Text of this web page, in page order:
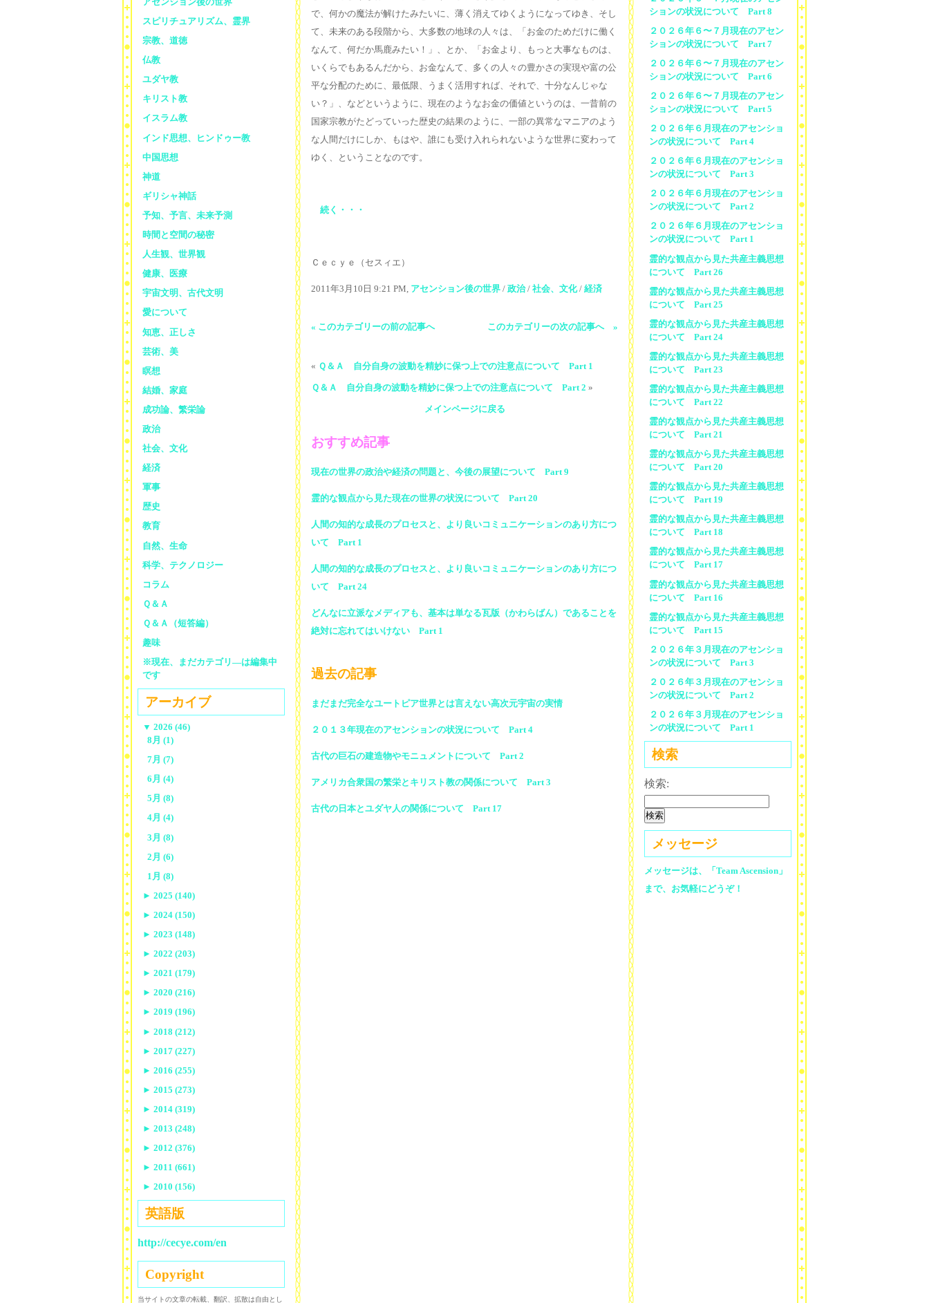
で、何かの魔法が解けたみたいに、薄く消えてゆくようになってゆき、そし
て、未来のある段階から、大多数の地球の人々は、「お金のためだけに働く
なんて、何だか馬鹿みたい！」、とか、「お金より、もっと大事なものは、
いくらでもあるんだから、お金なんて、多くの人々の豊かさの実現や富の公
平な分配のために、最低限、うまく活用すれば、それで、十分なんじゃな
い？」、などというように、現在のようなお金の価値というのは、一昔前の
国家宗教がたどっていった歴史の結果のように、一部の異常なマニアのよう
な人間だけにしか、もはや、誰にも受け入れられないような世界に変わって
ゆく、ということなのです。
続く・・・
Ｃｅｃｙｅ（セスィエ）
2011年3月10日 9:21 PM, アセンション後の世界 / 政治/ 社会、文化/ 経済
« このカテゴリーの前の記事へ このカテゴリーの次の記事へ »
« Ｑ＆Ａ 自分自身の波動を精妙に保つ上での注意点について Part 1
Ｑ＆Ａ 自分自身の波動を精妙に保つ上での注意点について Part 2 »
メインページに戻る
おすすめ記事
現在の世界の政治や経済の問題と、今後の展望について Part 9
霊的な観点から見た現在の世界の状況について Part 20
人間の知的な成長のプロセスと、より良いコミュニケーションのあり方につ
いて Part 1
人間の知的な成長のプロセスと、より良いコミュニケーションのあり方につ
いて Part 24
どんなに立派なメディアも、基本は単なる瓦版（かわらばん）であることを
絶対に忘れてはいけない Part 1
過去の記事
まだまだ完全なユートピア世界とは言えない高次元宇宙の実情
２０１３年現在のアセンションの状況について Part 4
古代の巨石の建造物やモニュメントについて Part 2
アメリカ合衆国の繁栄とキリスト教の関係について Part 3
古代の日本とユダヤ人の関係について Part 17
ションの状況について Part 8
２０２６年６〜７月現在のアセン
ションの状況について Part 7
２０２６年６〜７月現在のアセン
ションの状況について Part 6
２０２６年６〜７月現在のアセン
ションの状況について Part 5
２０２６年６月現在のアセンショ
ンの状況について Part 4
２０２６年６月現在のアセンショ
ンの状況について Part 3
２０２６年６月現在のアセンショ
ンの状況について Part 2
２０２６年６月現在のアセンショ
ンの状況について Part 1
霊的な観点から見た共産主義思想
について Part 26
霊的な観点から見た共産主義思想
について Part 25
霊的な観点から見た共産主義思想
について Part 24
霊的な観点から見た共産主義思想
について Part 23
霊的な観点から見た共産主義思想
について Part 22
霊的な観点から見た共産主義思想
について Part 21
霊的な観点から見た共産主義思想
について Part 20
霊的な観点から見た共産主義思想
について Part 19
霊的な観点から見た共産主義思想
について Part 18
霊的な観点から見た共産主義思想
について Part 17
霊的な観点から見た共産主義思想
について Part 16
霊的な観点から見た共産主義思想
について Part 15
２０２６年３月現在のアセンショ
ンの状況について Part 3
２０２６年３月現在のアセンショ
ンの状況について Part 2
２０２６年３月現在のアセンショ
ンの状況について Part 1
検索
検索:
メッセージ
メッセージは、「Team Ascension」
まで、お気軽にどうぞ！
スピリチュアリズム、霊界
宗教、道徳
仏教
ユダヤ教
キリスト教
イスラム教
インド思想、ヒンドゥー教
中国思想
神道
ギリシャ神話
予知、予言、未来予測
時間と空間の秘密
人生観、世界観
健康、医療
宇宙文明、古代文明
愛について
知恵、正しさ
芸術、美
瞑想
結婚、家庭
成功論、繁栄論
政治
社会、文化
経済
軍事
歴史
教育
自然、生命
科学、テクノロジー
コラム
Ｑ＆Ａ
Ｑ＆Ａ（短答編）
趣味
※現在、まだカテゴリ—は編集中
です
アーカイブ
▼ 2026 (46)
8月 (1)
7月 (7)
6月 (4)
5月 (8)
4月 (4)
3月 (8)
2月 (6)
1月 (8)
► 2025 (140)
► 2024 (150)
► 2023 (148)
► 2022 (203)
► 2021 (179)
► 2020 (216)
► 2019 (196)
► 2018 (212)
► 2017 (227)
► 2016 (255)
► 2015 (273)
► 2014 (319)
► 2013 (248)
► 2012 (376)
► 2011 (661)
► 2010 (156)
英語版
http://cecye.com/en
Copyright
当サイトの文章の転載、翻訳、拡散は自由とし